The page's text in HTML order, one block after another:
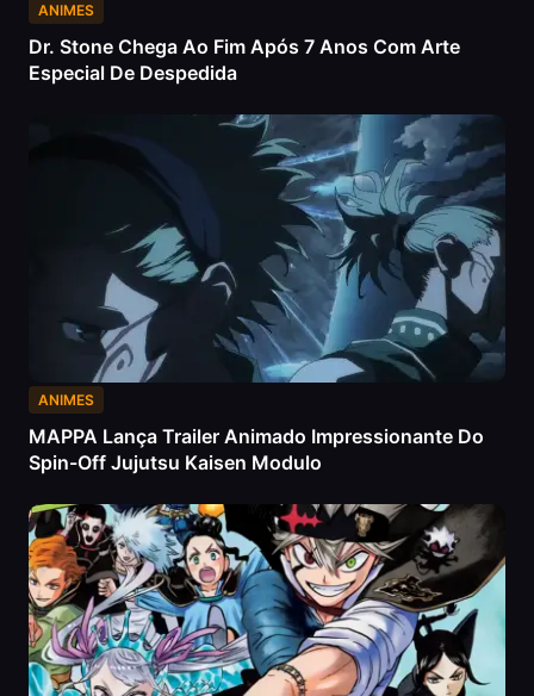
ANIMES
Dr. Stone Chega Ao Fim Após 7 Anos Com Arte
Especial De Despedida
ANIMES
MAPPA Lança Trailer Animado Impressionante Do
Spin-Off Jujutsu Kaisen Modulo